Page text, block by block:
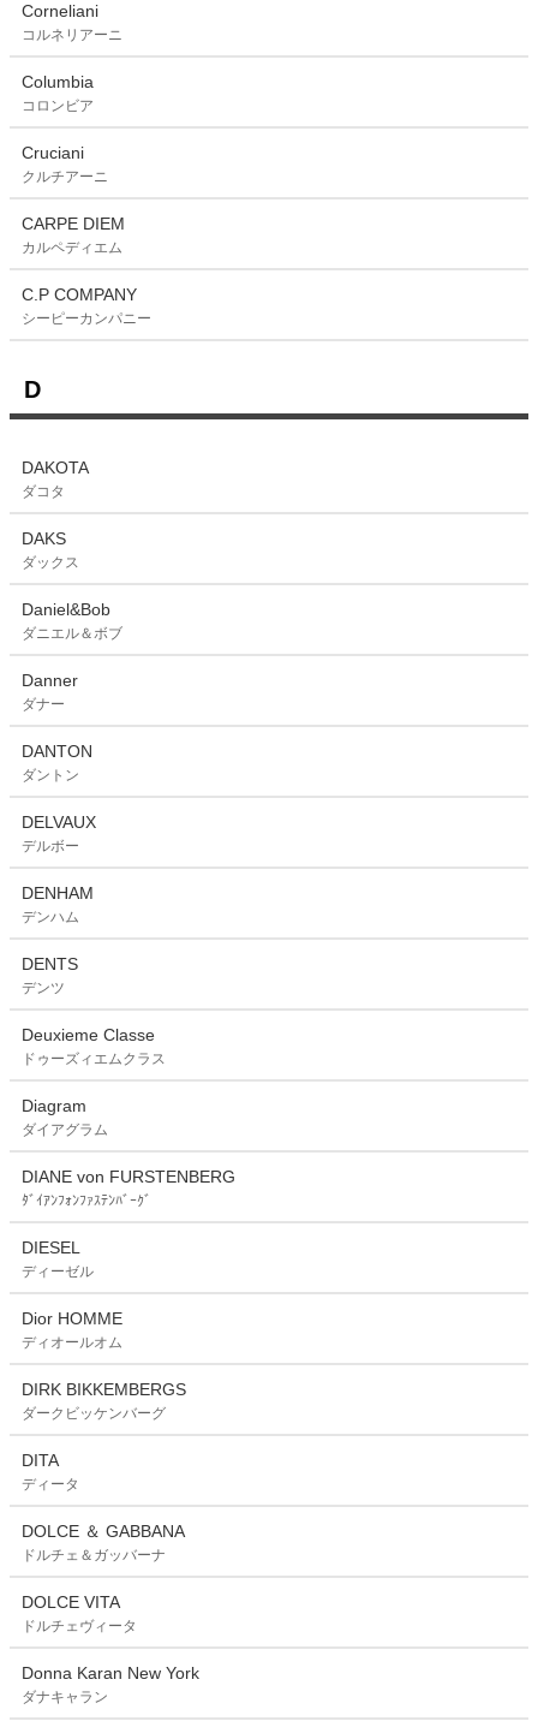
Corneliani
コルネリアーニ
Columbia
コロンビア
Cruciani
クルチアーニ
CARPE DIEM
カルペディエム
C.P COMPANY
シーピーカンパニー
D
DAKOTA
ダコタ
DAKS
ダックス
Daniel&Bob
ダニエル＆ボブ
Danner
ダナー
DANTON
ダントン
DELVAUX
デルボー
DENHAM
デンハム
DENTS
デンツ
Deuxieme Classe
ドゥーズィエムクラス
Diagram
ダイアグラム
DIANE von FURSTENBERG
ﾀﾞｲｱﾝﾌｫﾝﾌｧｽﾃﾝﾊﾞｰｸﾞ
DIESEL
ディーゼル
Dior HOMME
ディオールオム
DIRK BIKKEMBERGS
ダークビッケンバーグ
DITA
ディータ
DOLCE ＆ GABBANA
ドルチェ＆ガッバーナ
DOLCE VITA
ドルチェヴィータ
Donna Karan New York
ダナキャラン